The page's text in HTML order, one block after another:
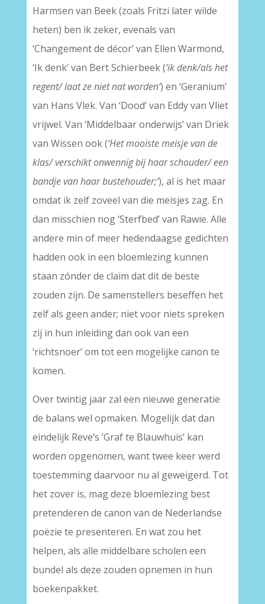
Harmsen van Beek (zoals Fritzi later wilde
heten) ben ik zeker, evenals van
‘Changement de décor’ van Ellen Warmond,
‘Ik denk’ van Bert Schierbeek (‘ik denk/als het
regent/ laat ze niet nat worden’) en ‘Geranium’
van Hans Vlek. Van ‘Dood’ van Eddy van Vliet
vrijwel. Van ‘Middelbaar onderwijs’ van Driek
van Wissen ook (‘Het mooiste meisje van de
klas/ verschikt onwennig bij haar schouder/ een
bandje van haar bustehouder;’), al is het maar
omdat ik zelf zoveel van die meisjes zag. En
dan misschien nog ‘Sterfbed’ van Rawie. Alle
andere min of meer hedendaagse gedichten
hadden ook in een bloemlezing kunnen
staan zónder de claim dat dit de beste
zouden zijn. De samenstellers beseffen het
zelf als geen ander; niet voor niets spreken
zij in hun inleiding dan ook van een
‘richtsnoer’ om tot een mogelijke canon te
komen.
Over twintig jaar zal een nieuwe generatie
de balans wel opmaken. Mogelijk dat dan
eindelijk Reve’s ‘Graf te Blauwhuis’ kan
worden opgenomen, want twee keer werd
toestemming daarvoor nu al geweigerd. Tot
het zover is, mag deze bloemlezing best
pretenderen de canon van de Nederlandse
poëzie te presenteren. En wat zou het
helpen, als alle middelbare scholen een
bundel als deze zouden opnemen in hun
boekenpakket.